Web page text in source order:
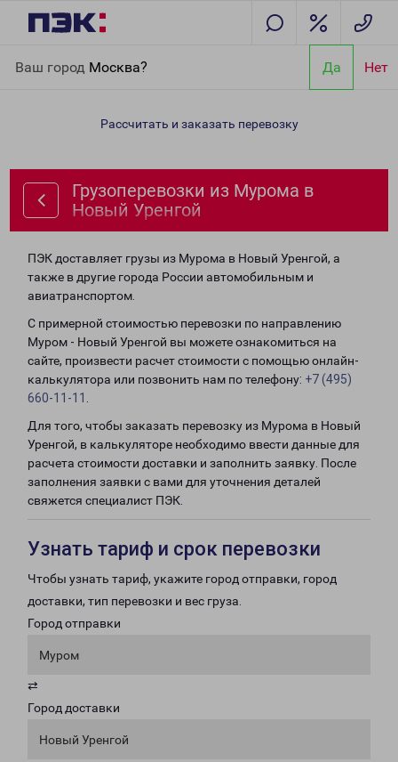
Ваш город Москва? Да Нет
Уренгой
Рассчитать и заказать перевозку
Грузоперевозки из Мурома в
Новый Уренгой
ПЭК доставляет грузы из Мурома в Новый Уренгой, а
также в другие города России автомобильным и
авиатранспортом.
С примерной стоимостью перевозки по направлению
Муром - Новый Уренгой вы можете ознакомиться на
сайте, произвести расчет стоимости с помощью онлайн-
калькулятора или позвонить нам по телефону: +7 (495)
660-11-11
Для того, чтобы заказать перевозку из Мурома в Новый
Уренгой, в калькуляторе необходимо ввести данные для
расчета стоимости доставки и заполнить заявку. После
заполнения заявки с вами для уточнения деталей
свяжется специалист ПЭК.
Узнать тариф и срок перевозки
Чтобы узнать тариф, укажите город отправки, город
доставки, тип перевозки и вес груза.
Город отправки
Муром
⇄
Город доставки
Новый Уренгой